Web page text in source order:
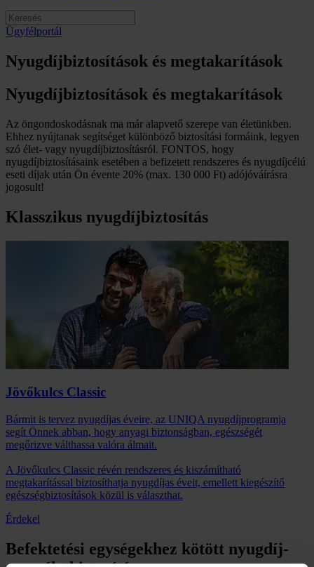
Ügyfélportál
Nyugdíjbiztosítások és megtakarítások
Nyugdíjbiztosítások és megtakarítások
Az öngondoskodásnak ma már alapvető szerepe van életünkben.
Ehhez nyújtanak segítséget különböző biztosítási formáink, legyen
szó élet- vagy nyugdíjbiztosításról. FONTOS, hogy
nyugdíjbiztosításaink esetében a befizetett rendszeres és nyugdíjcélú
eseti díjak után Ön évente 20% (max. 130 000 Ft) adójóváírásra
jogosult!
Klasszikus nyugdíjbiztosítás
Jövőkulcs Classic
Bármit is tervez nyugdíjas éveire, az UNIQA nyugdíjprogramja
segít Önnek abban, hogy anyagi biztonságban, egészségét
megőrizve válthassa valóra álmait.
A Jövőkulcs Classic révén rendszeres és kiszámítható
megtakarítással biztosíthatja nyugdíjas éveit, emellett kiegészítő
egészségbiztosítások közül is választhat.
Érdekel
Befektetési egységekhez kötött nyugdíj-